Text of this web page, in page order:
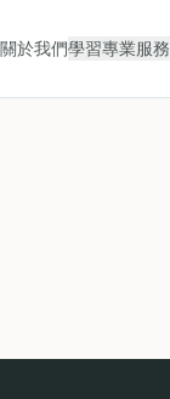
關於我們學習專業服務